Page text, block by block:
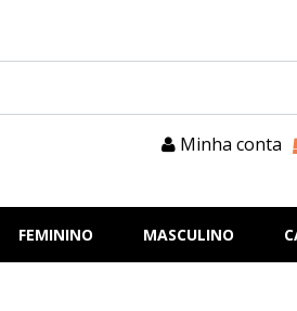
Minha conta
FEMININO MASCULINO